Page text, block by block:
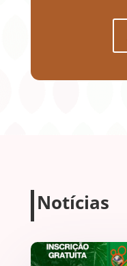
Notícias